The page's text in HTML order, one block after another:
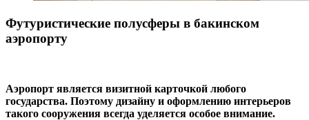
Футуристические полусферы в бакинском
аэропорту
Аэропорт является визитной карточкой любого
государства. Поэтому дизайну и оформлению интерьеров
такого сооружения всегда уделяется особое внимание.